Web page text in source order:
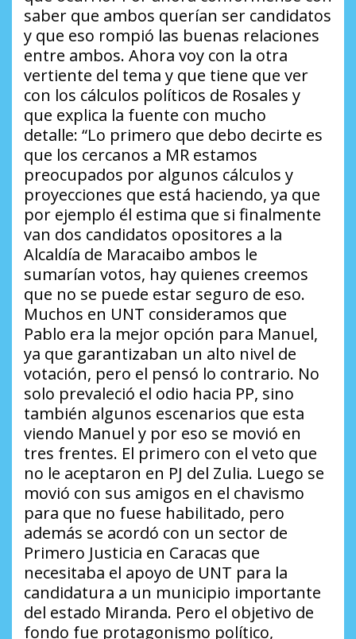
saber que ambos querían ser candidatos
y que eso rompió las buenas relaciones
entre ambos. Ahora voy con la otra
vertiente del tema y que tiene que ver
con los cálculos políticos de Rosales y
que explica la fuente con mucho
detalle: “Lo primero que debo decirte es
que los cercanos a MR estamos
preocupados por algunos cálculos y
proyecciones que está haciendo, ya que
por ejemplo él estima que si finalmente
van dos candidatos opositores a la
Alcaldía de Maracaibo ambos le
sumarían votos, hay quienes creemos
que no se puede estar seguro de eso.
Muchos en UNT consideramos que
Pablo era la mejor opción para Manuel,
ya que garantizaban un alto nivel de
votación, pero el pensó lo contrario. No
solo prevaleció el odio hacia PP, sino
también algunos escenarios que esta
viendo Manuel y por eso se movió en
tres frentes. El primero con el veto que
no le aceptaron en PJ del Zulia. Luego se
movió con sus amigos en el chavismo
para que no fuese habilitado, pero
además se acordó con un sector de
Primero Justicia en Caracas que
necesitaba el apoyo de UNT para la
candidatura a un municipio importante
del estado Miranda. Pero el objetivo de
fondo fue protagonismo político,